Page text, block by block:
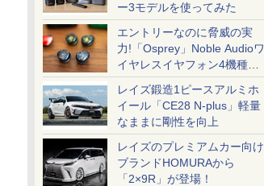
ー3モデルを使ってみた
エントリーなのに脅威の実
力!「Osprey」Noble Audioワ
イヤレスイヤフォン4機種を
一気に聴く
レイズ鍛造1ピースアルミホ
イール「CE28 N-plus」軽量
なままに剛性を向上
レイズのプレミアムカー向け
ブランドHOMURAから
「2×9R」が登場！